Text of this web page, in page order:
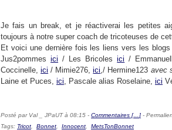
Je fais un break, et je réactiverai les petites
toujours à notre super coach de tricoteuses de
Et voici une dernière fois les liens vers les
Jus2pommesici / Les Bricolesici /
Coccinelle,ici / Mimie276,ici,/ Hermine123 avec
Laine et Puces, ici, Pascale alias Roselaine, ici
Posté par Val _ JPaUT à 08:15 - Commentaires [… ] -
Tags: Tricot Bonnet Innocent MetsTonBonnet